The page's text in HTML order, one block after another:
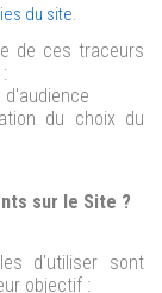
du site.
de ces traceurs
du choix du
sur le Site ?
d'utiliser sont
objectif :